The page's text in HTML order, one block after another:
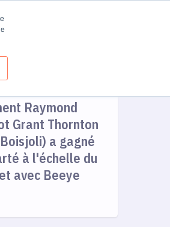
Raymond
Grant Thornton
a gagné
à l'échelle du
avec Beeye